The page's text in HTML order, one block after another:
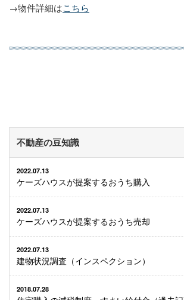
→物件詳細はこちら
不動産の豆知識
2022.07.13
ケーズハウスが提案するおうち購入
2022.07.13
ケーズハウスが提案するおうち売却
2022.07.13
建物状況調査（インスペクション）
2018.07.28